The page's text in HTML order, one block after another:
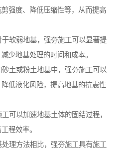
强度、降低压缩性等，从而提高
软弱地基，强夯施工可以显著提
少地基处理的时间和成本。
土或粉土地基中，强夯施工可以
低液化风险，提高地基的抗震性
可以加速地基土体的固结过程，
程效率。
理方法相比，强夯施工具有施工